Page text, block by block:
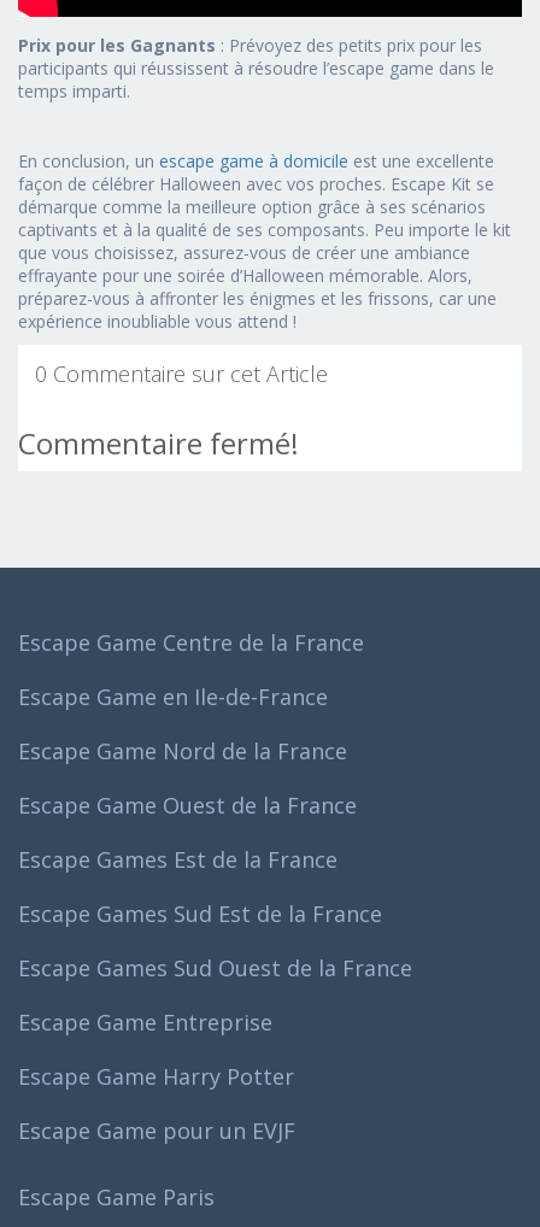
Prix pour les Gagnants : Prévoyez des petits prix pour les
participants qui réussissent à résoudre l’escape game dans le
temps imparti.
En conclusion, un escape game à domicile est une excellente
façon de célébrer Halloween avec vos proches. Escape Kit se
démarque comme la meilleure option grâce à ses scénarios
captivants et à la qualité de ses composants. Peu importe le kit
que vous choisissez, assurez-vous de créer une ambiance
effrayante pour une soirée d’Halloween mémorable. Alors,
préparez-vous à affronter les énigmes et les frissons, car une
expérience inoubliable vous attend !
0 Commentaire sur cet Article
Commentaire fermé!
Escape Game Centre de la France
Escape Game en Ile-de-France
Escape Game Nord de la France
Escape Game Ouest de la France
Escape Games Est de la France
Escape Games Sud Est de la France
Escape Games Sud Ouest de la France
Escape Game Entreprise
Escape Game Harry Potter
Escape Game pour un EVJF
Escape Game Paris